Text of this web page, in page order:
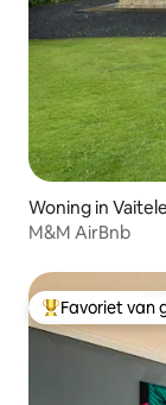
Woning in Vaitele
M&M AirBnb
Topfavoriet
Favoriet van